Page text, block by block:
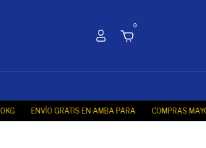
0
ENVÍO GRATIS EN AMBA PARA COMPRAS